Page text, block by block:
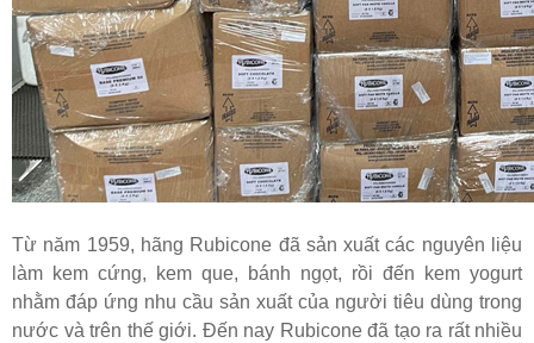
Từ năm 1959, hãng Rubicone đã sản xuất các nguyên liệu
làm kem cứng, kem que, bánh ngọt, rồi đến kem yogurt
nhằm đáp ứng nhu cầu sản xuất của người tiêu dùng trong
nước và trên thế giới. Đến nay Rubicone đã tạo ra rất nhiều